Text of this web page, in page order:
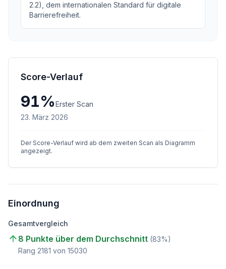
2.2), dem internationalen Standard für digitale
Barrierefreiheit.
Score-Verlauf
91%Erster Scan
23. März 2026
Der Score-Verlauf wird ab dem zweiten Scan als Diagramm
angezeigt.
Einordnung
Gesamtvergleich
8 Punkte über dem Durchschnitt (83%)
Rang 2181 von 15030